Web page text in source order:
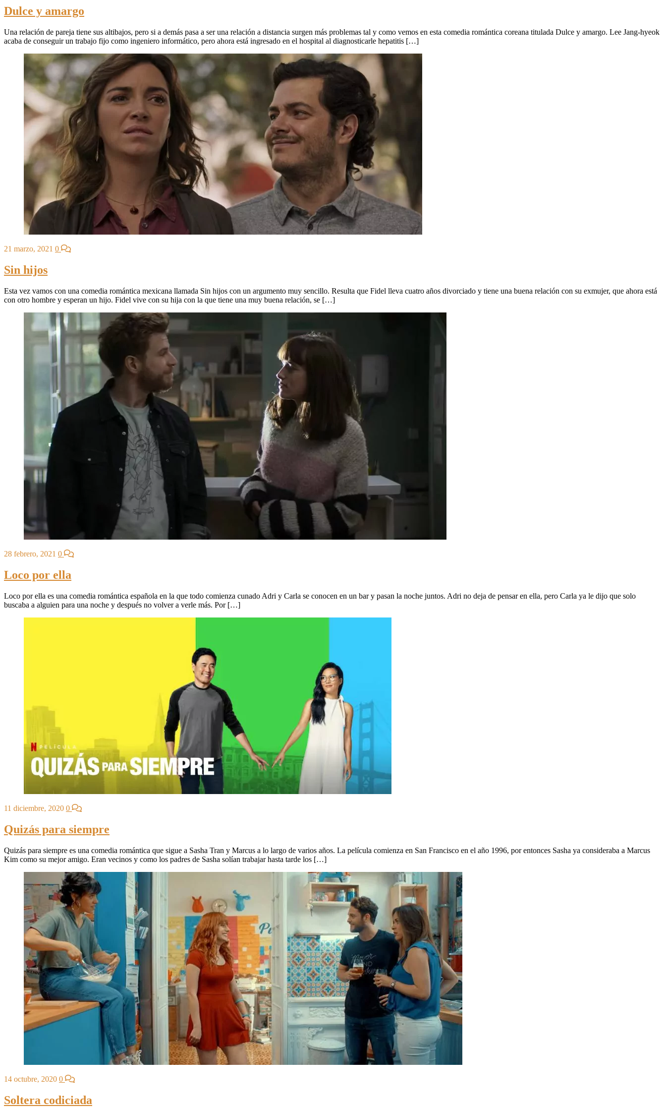
Dulce y amargo
Una relación de pareja tiene sus altibajos, pero si a demás pasa a ser una relación a distancia surgen más problemas tal y como vemos en esta comedia romántica coreana titulada Dulce y amargo. Lee Jang-hyeok
acaba de conseguir un trabajo fijo como ingeniero informático, pero ahora está ingresado en el hospital al diagnosticarle hepatitis […]
21 marzo, 2021 0
Sin hijos
Esta vez vamos con una comedia romántica mexicana llamada Sin hijos con un argumento muy sencillo. Resulta que Fidel lleva cuatro años divorciado y tiene una buena relación con su exmujer, que ahora está
con otro hombre y esperan un hijo. Fidel vive con su hija con la que tiene una muy buena relación, se […]
28 febrero, 2021 0
Loco por ella
Loco por ella es una comedia romántica española en la que todo comienza cunado Adri y Carla se conocen en un bar y pasan la noche juntos. Adri no deja de pensar en ella, pero Carla ya le dijo que solo
buscaba a alguien para una noche y después no volver a verle más. Por […]
11 diciembre, 2020 0
Quizás para siempre
Quizás para siempre es una comedia romántica que sigue a Sasha Tran y Marcus a lo largo de varios años. La película comienza en San Francisco en el año 1996, por entonces Sasha ya consideraba a Marcus
Kim como su mejor amigo. Eran vecinos y como los padres de Sasha solían trabajar hasta tarde los […]
14 octubre, 2020 0
Soltera codiciada